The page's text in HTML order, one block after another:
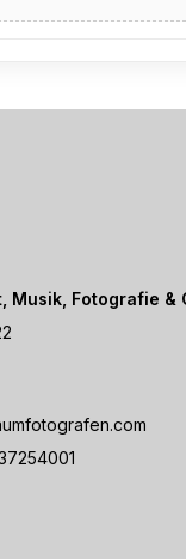
Musik, Fotografie &